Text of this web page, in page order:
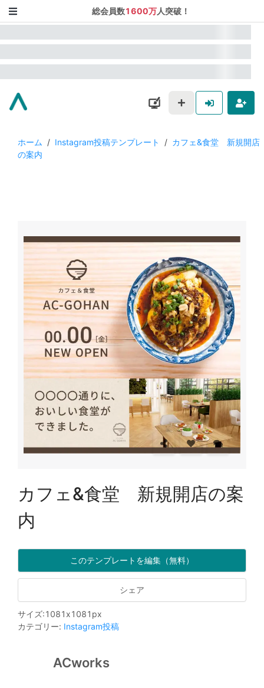
総会員数1600万人突破！
ホーム / Instagram投稿テンプレート / カフェ&食堂 新規開店
の案内
カフェ&食堂 新規開店の案
内
このテンプレートを編集（無料）
シェア
サイズ:1081 x1081 px
カテゴリー: Instagram投稿
ACworks